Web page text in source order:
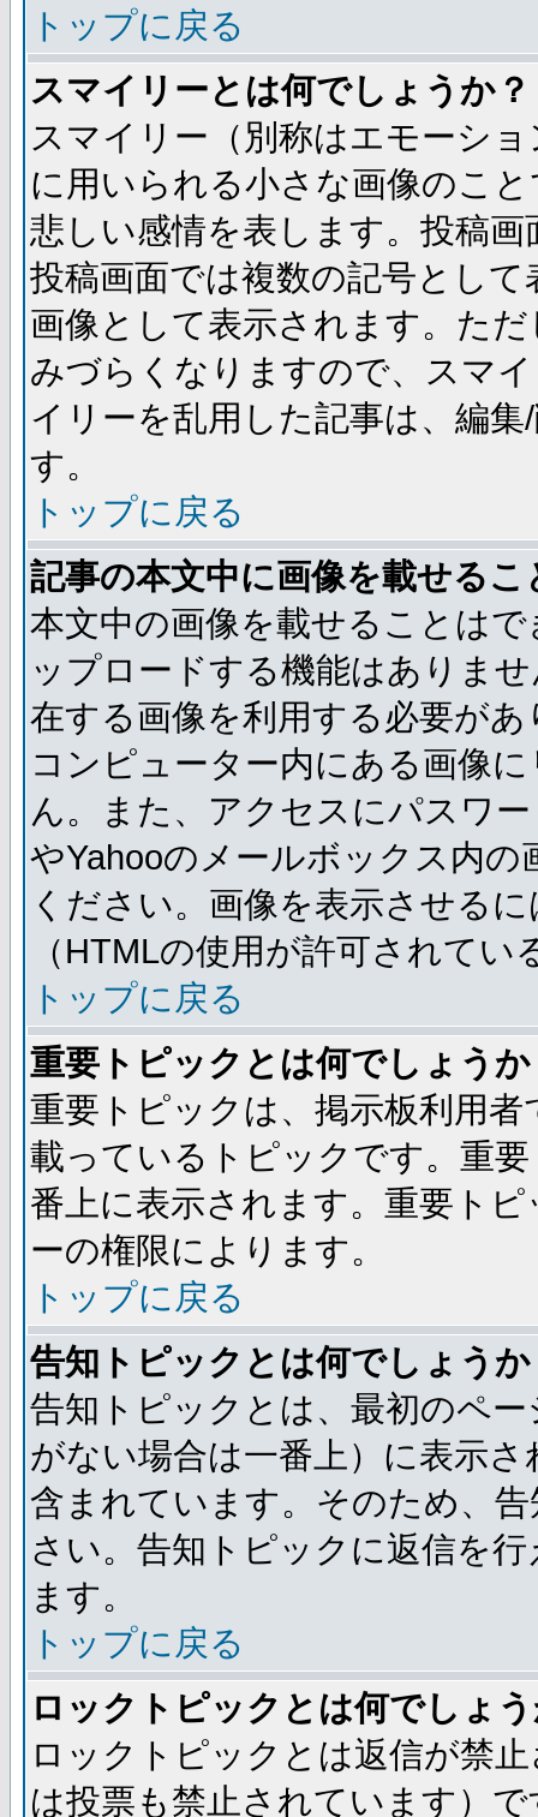
トップに戻る
スマイリーとは何でしょうか？
スマイリー（別称はエモーシ
に用いられる小さな画像のこ
悲しい感情を表します。投稿
投稿画面では複数の記号とし
画像として表示されます。た
みづらくなりますので、スマ
イリーを乱用した記事は、編
す。
トップに戻る
記事の本文中に画像を載せる
本文中の画像を載せることは
ップロードする機能はありま
在する画像を利用する必要が
コンピューター内にある画像
ん。また、アクセスにパスワ
やYahooのメールボックス内
ください。画像を表示させる
（HTMLの使用が許可されて
トップに戻る
重要トピックとは何でしょうか
重要トピックは、掲示板利用
載っているトピックです。重
番上に表示されます。重要ト
ーの権限によります。
トップに戻る
告知トピックとは何でしょうか
告知トピックとは、最初のペ
がない場合は一番上）に表示
含まれています。そのため、
さい。告知トピックに返信を
ます。
トップに戻る
ロックトピックとは何でしょ
ロックトピックとは返信が禁
は投票も禁止されています）